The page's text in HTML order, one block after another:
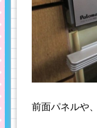
前面パネルや